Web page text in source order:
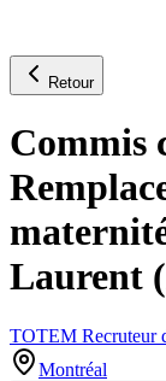
Retour
Commis
Laurent
TOTEM Recruteur
Montréal